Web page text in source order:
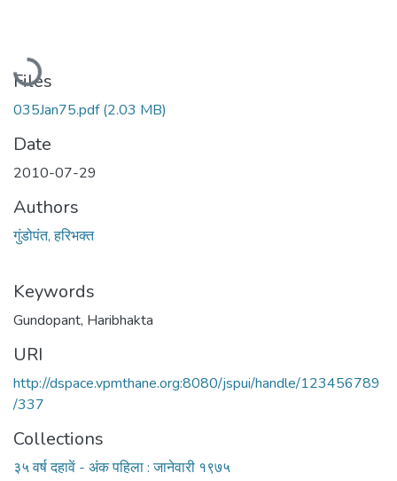
Loading...
Files
035Jan75.pdf(2.03 MB)
Date
2010-07-29
Authors
गुंडोपंत, हरिभक्‍त
Keywords
Gundopant, Haribhakta
URI
http://dspace.vpmthane.org:8080/jspui/handle/123456789
/337
Collections
३५ वर्ष दहावें - अंक पहिला : जानेवारी १९७५